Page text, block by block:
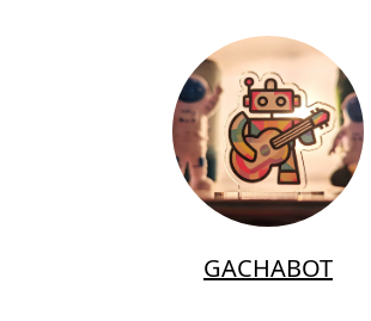
GACHABOT